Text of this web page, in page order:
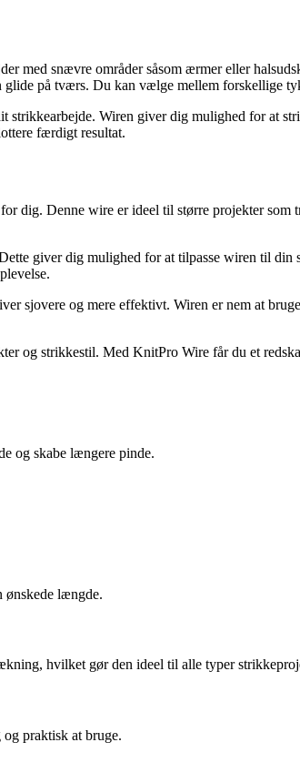
med snævre områder såsom ærmer eller
glide på tværs. Du kan vælge mellem forskellige
Wiren giver dig mulighed for at
færdigt resultat.
Denne wire er ideel til større projekter
giver dig mulighed for at tilpasse wiren til
sjovere og mere effektivt. Wiren er nem at
og strikkestil. Med KnitPro Wire får du et
og skabe længere pinde.
ønskede længde.
hvilket gør den ideel til alle typer
praktisk at bruge.